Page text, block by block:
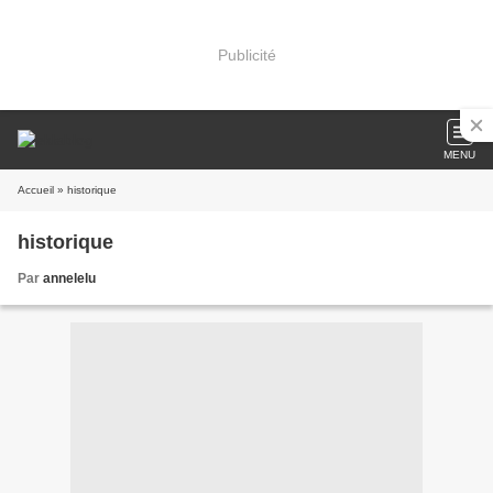
Publicité
MENU
Accueil » historique
historique
Par annelelu